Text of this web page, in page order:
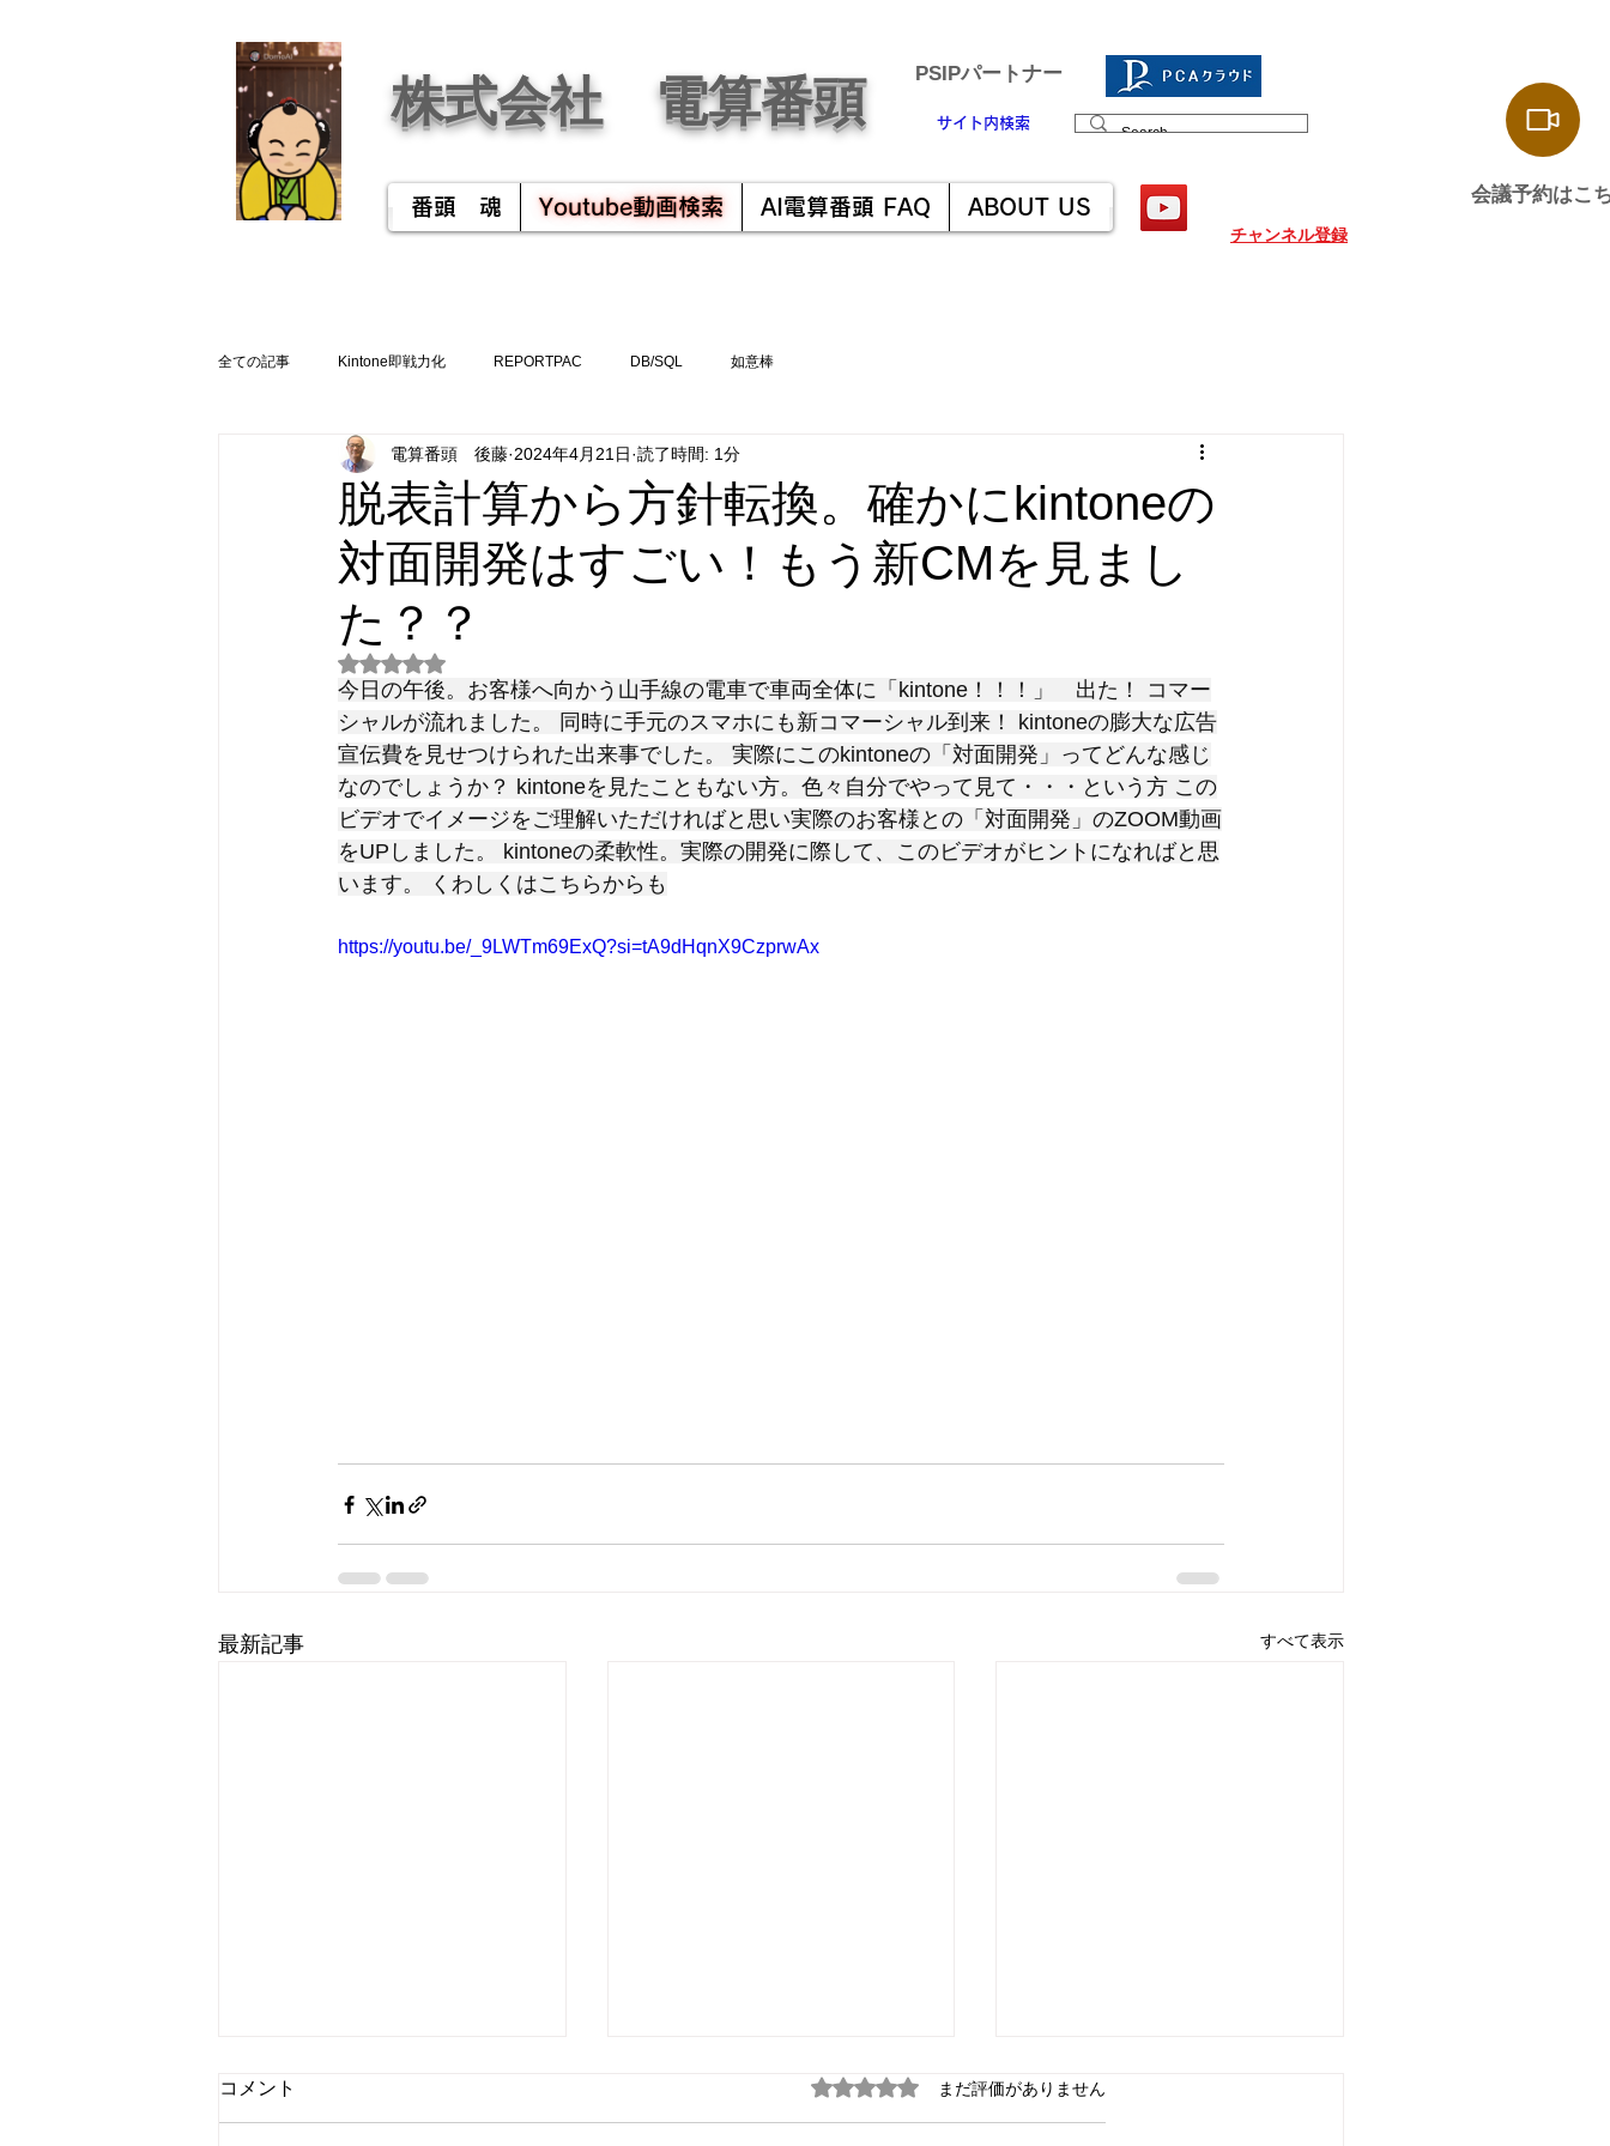
株式会社 電算番頭 ​PSIPパートナー
サイト内検索
番頭 魂 Youtube動画検索 AI電算番頭 FAQ ABOUT US
チャンネル登録
会議予約はこ
全ての記事 Kintone即戦力化 REPORTPAC DB/SQL 如意棒
脱表計算から方針転換。確かにkintoneの
対面開発はすごい！もう新CMを見まし
た？？
電算番頭 後藤 2024年4月21日 読了時間: 1分
5つ星のうちNaNと評価されています。
今日の午後。お客様へ向かう山手線の電車で車両全体に「kintone！！！」　出た！ コマー
シャルが流れました。 同時に手元のスマホにも新コマーシャル到来！ kintoneの膨大な広告
宣伝費を見せつけられた出来事でした。 実際にこのkintoneの「対面開発」ってどんな感じ
なのでしょうか？ kintoneを見たこともない方。色々自分でやって見て・・・という方 この
ビデオでイメージをご理解いただければと思い実際のお客様との「対面開発」のZOOM動画
をUPしました。 kintoneの柔軟性。実際の開発に際して、このビデオがヒントになればと思
います。 くわしくはこちらからも
https://youtu.be/_9LWTm69ExQ?si=tA9dHqnX9CzprwAx
最新記事 すべて表示
コメント 5つ星のうち0と評価されています。
まだ評価がありません